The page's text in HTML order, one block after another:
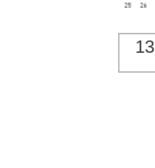
25
26
13